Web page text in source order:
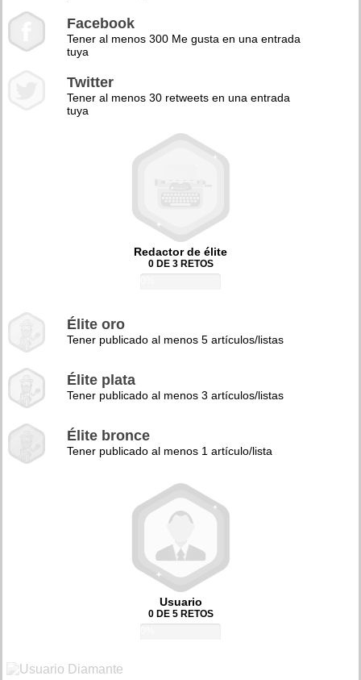
Facebook
Tener al menos 300 Me gusta en una entrada
tuya
Twitter
Tener al menos 30 retweets en una entrada
tuya
Redactor de élite
0 DE 3 RETOS
Élite oro
Tener publicado al menos 5 artículos/listas
Élite plata
Tener publicado al menos 3 artículos/listas
Élite bronce
Tener publicado al menos 1 artículo/lista
Usuario
0 DE 5 RETOS